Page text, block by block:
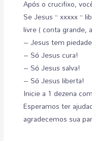
Após o crucifixo,
Se Jesus ” xxxxx ”
livre ( conta grande,
– Jesus tem
– Só Jesus cura!
– Só Jesus salva!
– Só Jesus liberta!
Inicie a 1 dezena
Esperamos ter
agradecemos sua